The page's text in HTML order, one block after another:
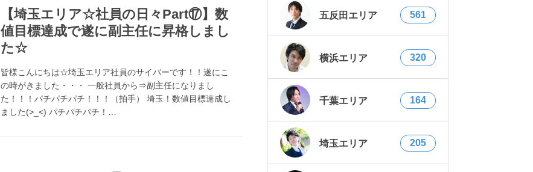
【埼玉エリア☆社員の日々Part⑰】数
値目標達成で遂に副主任に昇格しまし
た☆
皆様こんにちは☆埼玉エリア社員のサイバーです！！遂にこ
の時がきました・・・ 一般社員から⇒副主任になりまし
た！！！パチパチパチ！！！（拍手） 埼玉！数値目標達成し
ました(>_<) パチパチパチ！…
五反田エリア 561
横浜エリア 320
千葉エリア 164
埼玉エリア 205